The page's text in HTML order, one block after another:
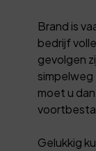
Brand is
bedrijf
gevolgen
moet u
Gelukkig